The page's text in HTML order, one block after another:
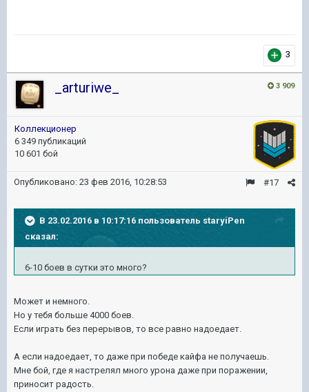
3
3 909
_arturiwe_
Коллекционер
6 349 публикаций
10 601 бой
#17
Опубликовано: 23 фев 2016, 10:28:53
В 23.02.2016 в 10:17:16 пользователь staryiPen
сказал:
6-10 боев в сутки это много?
Может и немного.
Но у тебя больше 4000 боев.
Если играть без перерывов, то все равно надоедает.
А если надоедает, то даже при победе кайфа не получаешь.
Мне бой, где я настрелял много урона даже при поражении,
приносит радость.